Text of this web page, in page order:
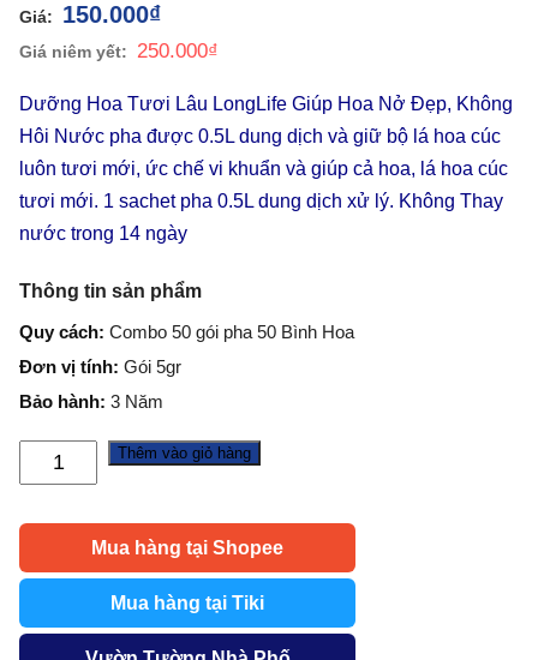
250.000₫
150.000₫
Dưỡng Hoa Tươi Lâu LongLife Giúp Hoa Nở Đẹp, Không
Hôi Nước pha được 0.5L dung dịch và giữ bộ lá hoa cúc
luôn tươi mới, ức chế vi khuẩn và giúp cả hoa, lá hoa cúc
tươi mới. 1 sachet pha 0.5L dung dịch xử lý. Không Thay
nước trong 14 ngày
Thông tin sản phẩm
Quy cách: Combo 50 gói pha 50 Bình Hoa
Đơn vị tính: Gói 5gr
Bảo hành: 3 Năm
Gói)
Dưỡng
Tươi
Lâu
LongLife
Thêm vào giỏ hàng
Mua hàng tại Shopee
Mua hàng tại Tiki